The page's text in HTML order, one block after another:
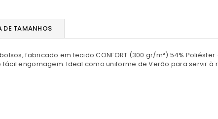
DE TAMANHOS
fabricado em tecido CONFORT (300 gr/m²) 54% Poliéster -
engomagem. Ideal como uniforme de Verão para servir à